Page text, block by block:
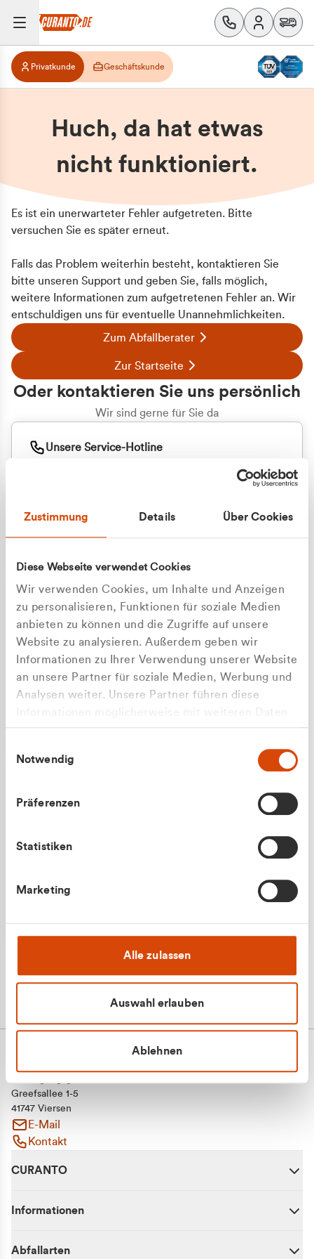
Zustimmung Details Über Cookies
Diese Webseite verwendet Cookies
Wir verwenden Cookies, um Inhalte und Anzeigen
zu personalisieren, Funktionen für soziale Medien
anbieten zu können und die Zugriffe auf unsere
Website zu analysieren. Außerdem geben wir
Informationen zu Ihrer Verwendung unserer Website
an unsere Partner für soziale Medien, Werbung und
Analysen weiter. Unsere Partner führen diese
gesammelt haben.
Notwendig
Präferenzen
Statistiken
Marketing
Alle zulassen
Auswahl erlauben
Ablehnen
Privatkunde Geschäftskunde
Huch, da hat etwas
nicht funktioniert.
Es ist ein unerwarteter Fehler aufgetreten. Bitte
versuchen Sie es später erneut.
Falls das Problem weiterhin besteht, kontaktieren Sie
bitte unseren Support und geben Sie, falls möglich,
weitere Informationen zum aufgetretenen Fehler an. Wir
entschuldigen uns für eventuelle Unannehmlichkeiten.
Zum Abfallberater
Zur Startseite
Oder kontaktieren Sie uns persönlich
Wir sind gerne für Sie da
Unsere Service-Hotline
+49 177 8376058
Apilash Balanesan
Greefsallee 1-5
41747 Viersen
E-Mail
Kontakt
CURANTO
Informationen
Abfallarten